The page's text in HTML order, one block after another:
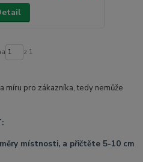
z 1
míru pro zákazníka, tedy nemůže
místnosti, a přičtěte 5-10 cm